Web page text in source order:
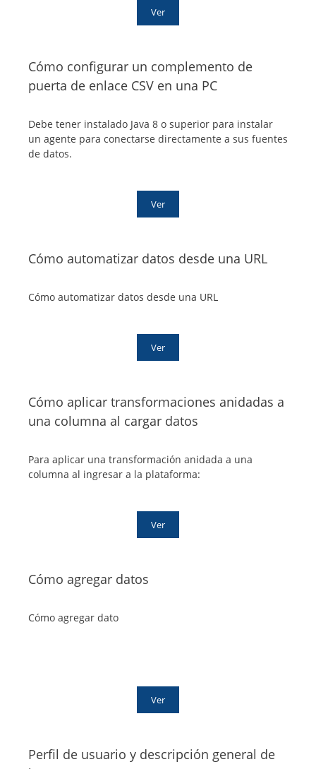
Ver
Cómo configurar un complemento de
puerta de enlace CSV en una PC
Debe tener instalado Java 8 o superior para instalar
un agente para conectarse directamente a sus fuentes
de datos.
Ver
Cómo automatizar datos desde una URL
Cómo automatizar datos desde una URL
Ver
Cómo aplicar transformaciones anidadas a
una columna al cargar datos
Para aplicar una transformación anidada a una
columna al ingresar a la plataforma:
Ver
Cómo agregar datos
Cómo agregar dato
Ver
Perfil de usuario y descripción general de